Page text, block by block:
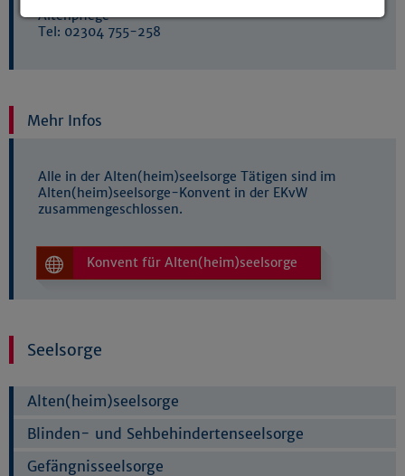
Altenpflege
Tel: 02304 755-258
Mehr Infos
Alle in der Alten(heim)seelsorge Tätigen sind im
Alten(heim)seelsorge-Konvent in der EKvW
zusammengeschlossen.
Konvent für Alten(heim)seelsorge
Seelsorge
Alten(heim)seelsorge
Blinden- und Sehbehindertenseelsorge
Gefängnisseelsorge
Details anzeigen